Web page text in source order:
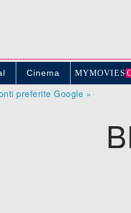
Cinema MYMOVIE S
preferite Google »